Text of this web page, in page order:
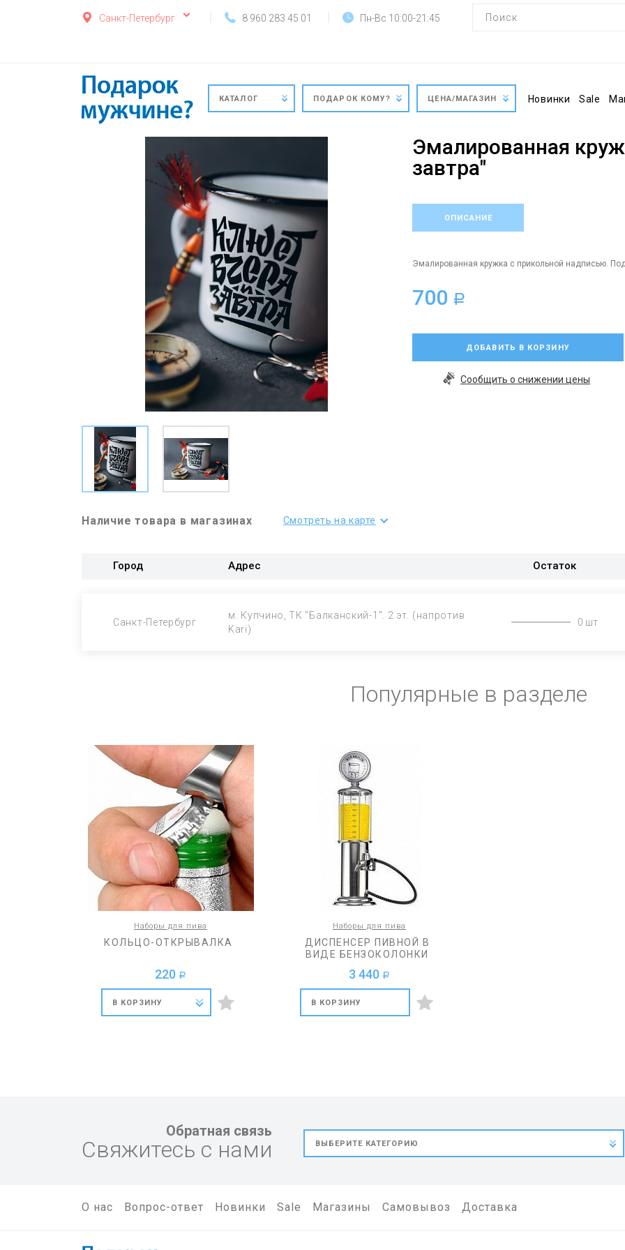
Санкт-Петербург 8 960 283 45 01 Пн-Вс 10:00-21:45
КАТАЛОГ ПОДАРОК КОМУ? ЦЕНА/МАГАЗИН Новинки Sale
Эмалированная
завтра"
ОПИСАНИЕ
Эмалированная кружка с прикольной надписью.
700 a
ДОБАВИТЬ В КОРЗИНУ
Сообщить о снижении цены
Наличие товара в магазинах Смотреть на карте
Город Адрес Остаток
Санкт-Петербург
м. Купчино, ТК "Балканский-1". 2 эт. (напротив
Kari)
0 шт
Популярные в разделе
Наборы для пива
КОЛЬЦО-ОТКРЫВАЛКА
220 a
В КОРЗИНУ
Наборы для пива
ДИСПЕНСЕР ПИВНОЙ В
ВИДЕ БЕНЗОКОЛОНКИ
3 440 a
В КОРЗИНУ
Обратная связь
Свяжитесь с нами
О нас Вопрос-ответ Новинки Sale Магазины Самовывоз Доставка